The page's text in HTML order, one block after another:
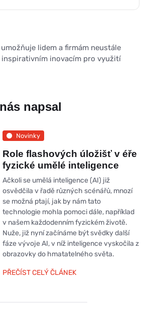
lidem a firmám neustále
inovacím pro využití
napsal
Novinky
Role flashových úložišť v éře
fyzické umělé inteligence
Ačkoli se umělá inteligence (AI) již
osvědčila v řadě různých scénářů, mnozí
se možná ptají, jak by nám tato
technologie mohla pomoci dále, například
v našem každodenním fyzickém životě.
Nuže, již nyní začínáme být svědky další
fáze vývoje AI, v níž inteligence vyskočila z
obrazovky do hmatatelného světa.
PŘEČÍST CELÝ ČLÁNEK